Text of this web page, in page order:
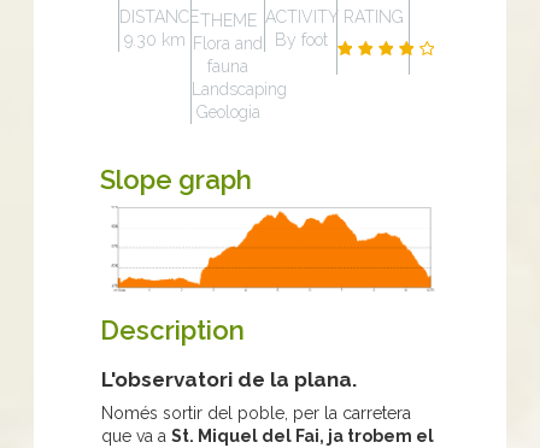
DISTANCE
9.30 km
THEME
Flora and
fauna
Landscaping
Geologia
ACTIVITY
By foot
RATING
Slope graph
Description
L'observatori de la plana.
Només sortir del poble, per la carretera
que va a St. Miquel del Fai, ja trobem el